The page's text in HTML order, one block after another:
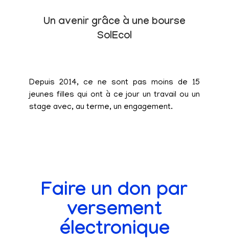
Un avenir grâce à une bourse
SolEcol
Depuis 2014, ce ne sont pas moins de 15
jeunes filles qui ont à ce jour un travail ou un
stage avec, au terme, un engagement.
Faire un don par
versement
électronique